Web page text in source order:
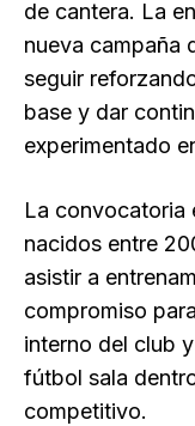
de cantera. La
nueva campaña
seguir
base y dar
experimentado
La convocatoria
nacidos entre
asistir a
compromiso
interno del club
fútbol sala
competitivo.